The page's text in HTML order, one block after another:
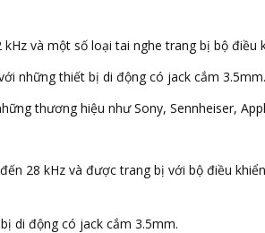
và một số loại tai nghe trang bị bộ
những thiết bị di động có jack cắm 3.5mm.
thương hiệu như Sony, Sennheiser,
28 kHz và được trang bị với bộ điều
di động có jack cắm 3.5mm.